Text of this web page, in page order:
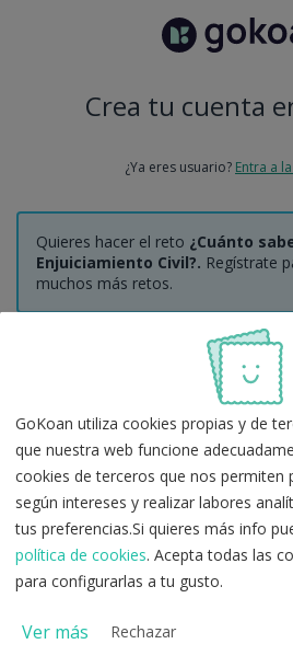
Crea tu cuenta
¿Ya eres usuario? Entra a
Quieres hacer el reto ¿Cuánto
Enjuiciamiento Civil?. Regístrate
muchos más retos.
Regístrate con
O
Registro con correo
GoKoan utiliza cookies propias y de
que nuestra web funcione
cookies de terceros que nos permiten
según intereses y realizar labores
tus preferencias.Si quieres más info
política de cookies. Acepta todas las
para configurarlas a tu gusto.
Ver más Rechazar